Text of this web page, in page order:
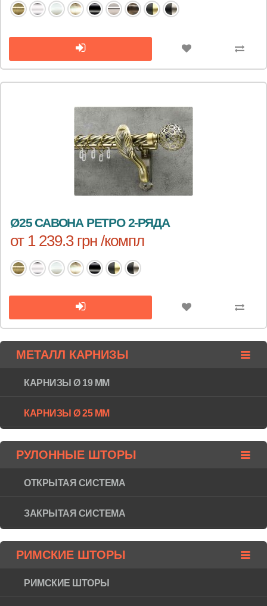
Ø25 САВОНА РЕТРО 2-РЯДА
от 1 239.3 грн /компл
МЕТАЛЛ КАРНИЗЫ
КАРНИЗЫ Ø 19 ММ
КАРНИЗЫ Ø 25 ММ
РУЛОННЫЕ ШТОРЫ
ОТКРЫТАЯ СИСТЕМА
ЗАКРЫТАЯ СИСТЕМА
РИМСКИЕ ШТОРЫ
РИМСКИЕ ШТОРЫ